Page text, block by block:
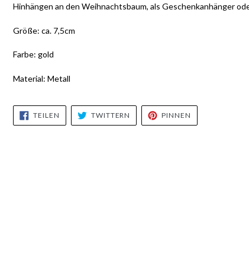
Hinhängen an den Weihnachtsbaum, als Geschenkanhänger
Größe: ca. 7,5cm
Farbe: gold
Material: Metall
TEILEN
FACEBOOK
TEILEN
TWITTERN
TWITTER
TWITTERN
PINNEN
PINNEN